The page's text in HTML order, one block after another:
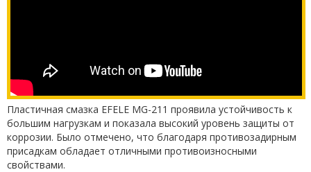
Пластичная смазка EFELE MG-211 проявила устойчивость к
большим нагрузкам и показала высокий уровень защиты от
коррозии. Было отмечено, что благодаря противозадирным
присадкам обладает отличными противоизносными
свойствами.